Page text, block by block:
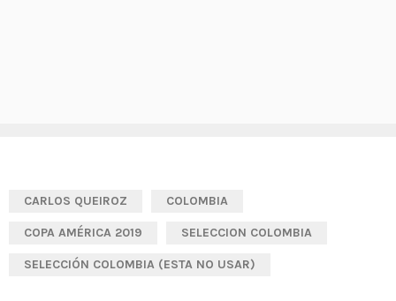
CARLOS QUEIROZ COLOMBIA
COPA AMÉRICA 2019 SELECCION COLOMBIA
SELECCIÓN COLOMBIA (ESTA NO USAR)